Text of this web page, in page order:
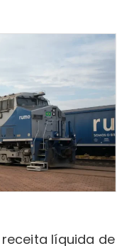
líquida de